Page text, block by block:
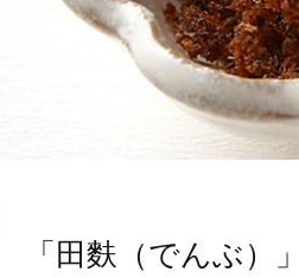
「田麩（でんぶ）